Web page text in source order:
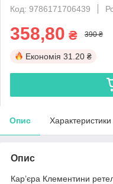
Код: 9786171706439
358,80 ₴ 390 ₴
Економія 31.20 ₴
Опис Характеристики
Опис
Кар’єра Клементини